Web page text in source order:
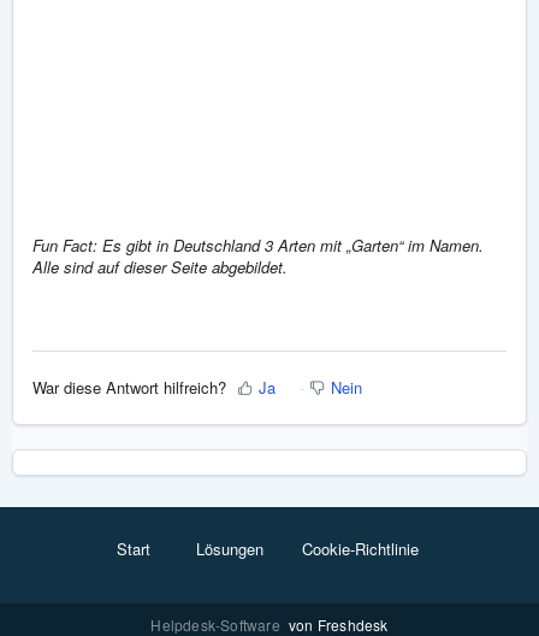
Fun Fact: Es gibt in Deutschland 3 Arten mit „Garten“ im Namen.
Alle sind auf dieser Seite abgebildet.
War diese Antwort hilfreich? Ja Nein
Start Lösungen Cookie-Richtlinie
Helpdesk-Software von Freshdesk